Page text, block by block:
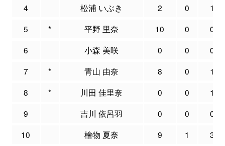
4 松浦 いぶき 2 0
1
5
* 平野 里奈 10 0
0
6
小森 美咲 0 0
0
7
* 青山 由奈 8 0
1
8
* 川田 佳里奈 0 0
1
9
吉川 依呂羽 0 0
0
10
檜物 夏奈 9 1 3